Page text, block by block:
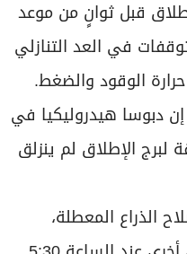
لبرج الإطلاق لم ينزلق
الذراع المعطلة،
فستكون هناك محاولة إطلاق أخرى عند الساعة 5:30
اليوم الجمعة.
إنها تستعد
تجريبية مدتها